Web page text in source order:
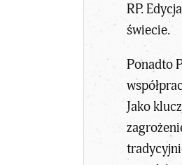
RP.
świecie.
Ponadto
Jako